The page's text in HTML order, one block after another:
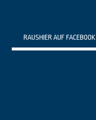
RAUSHIER AUF FACEBOOK